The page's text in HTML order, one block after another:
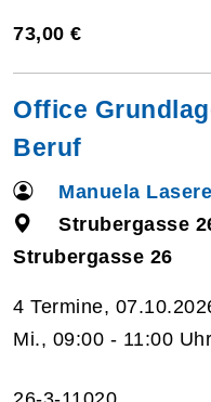
73,00 €
Office
Beruf
Manuela
Strubergasse
Strubergasse 26
4 Termine,
Mi., 09:00 - 11:00 Uhr